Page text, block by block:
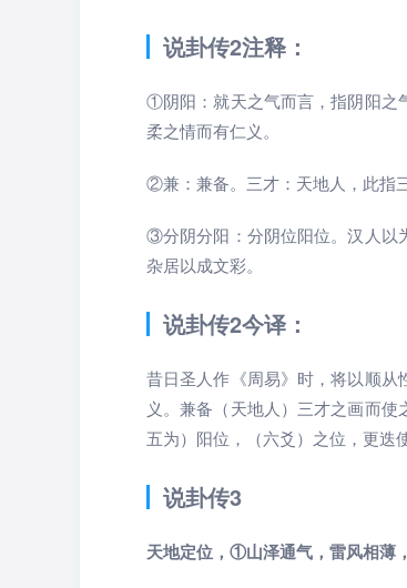
说卦传2注释：
①阴阳：就天之气而言，指阴阳之
柔之情而有仁义。
②兼：兼备。三才：天地人，此指
③分阴分阳：分阴位阳位。汉人以
杂居以成文彩。
说卦传2今译：
昔日圣人作《周易》时，将以顺
义。兼备（天地人）三才之画而使
五为）阳位，（六爻）之位，更迭
说卦传3
天地定位，①山泽通气，雷风相薄